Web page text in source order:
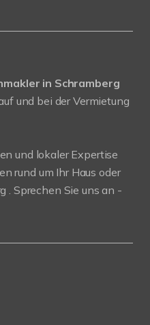
in Schramberg
und bei der Vermietung
und lokaler Expertise
rund um Ihr Haus oder
. Sprechen Sie uns an -